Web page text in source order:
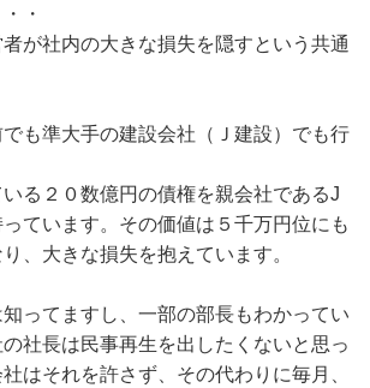
・
が社内の大きな損失を隠すという共通
も準大手の建設会社（Ｊ建設）でも行
る２０数億円の債権を親会社であるJ
ています。その価値は５千万円位にも
、大きな損失を抱えています。
ってますし、一部の部長もわかってい
社長は民事再生を出したくないと思っ
はそれを許さず、その代わりに毎月、